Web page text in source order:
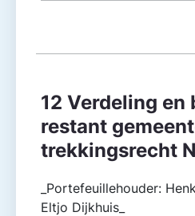
12 Verdeling en
restant
trekkingsrecht
_Portefeuillehouder:
Eltjo Dijkhuis_